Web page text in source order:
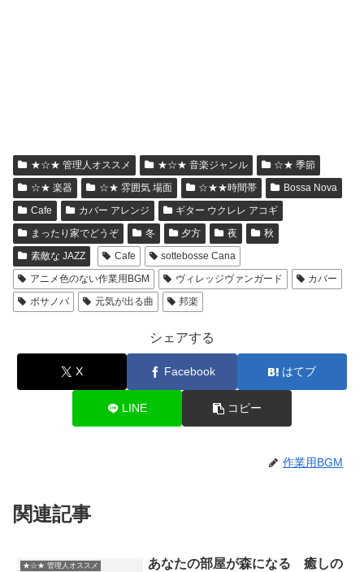
★☆★ 管理人オススメ ★☆★ 音楽ジャンル
☆★ 季節
☆★ 楽器
☆★ 雰囲気 場面 ☆★★時間帯
Bossa Nova
Cafe
カバー アレンジ
ギター ウクレレ アコギ
まったり家でどうぞ
冬 夕方 夜
秋
素敵な JAZZ
Cafe
sottebosse Cana
アニメ色のない作業用BGM
ヴィレッジヴァンガード
カバー
ボサノバ
元気が出る曲 邦楽
シェアする
X Facebook はてブ
LINE コピー
作業用BGM
関連記事
★☆★ 管理人オススメ
あなたの部屋が森になる 癒しの